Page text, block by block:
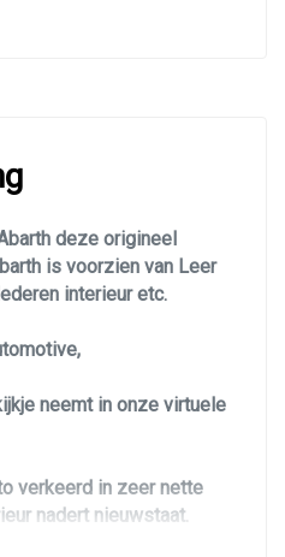
verstel- en
verstelbaar
met afstandsbediening
deze origineel
is voorzien van Leer
interieur etc.
neemt in onze virtuele
verkeerd in zeer nette
nadert nieuwstaat.
geleverde personenauto